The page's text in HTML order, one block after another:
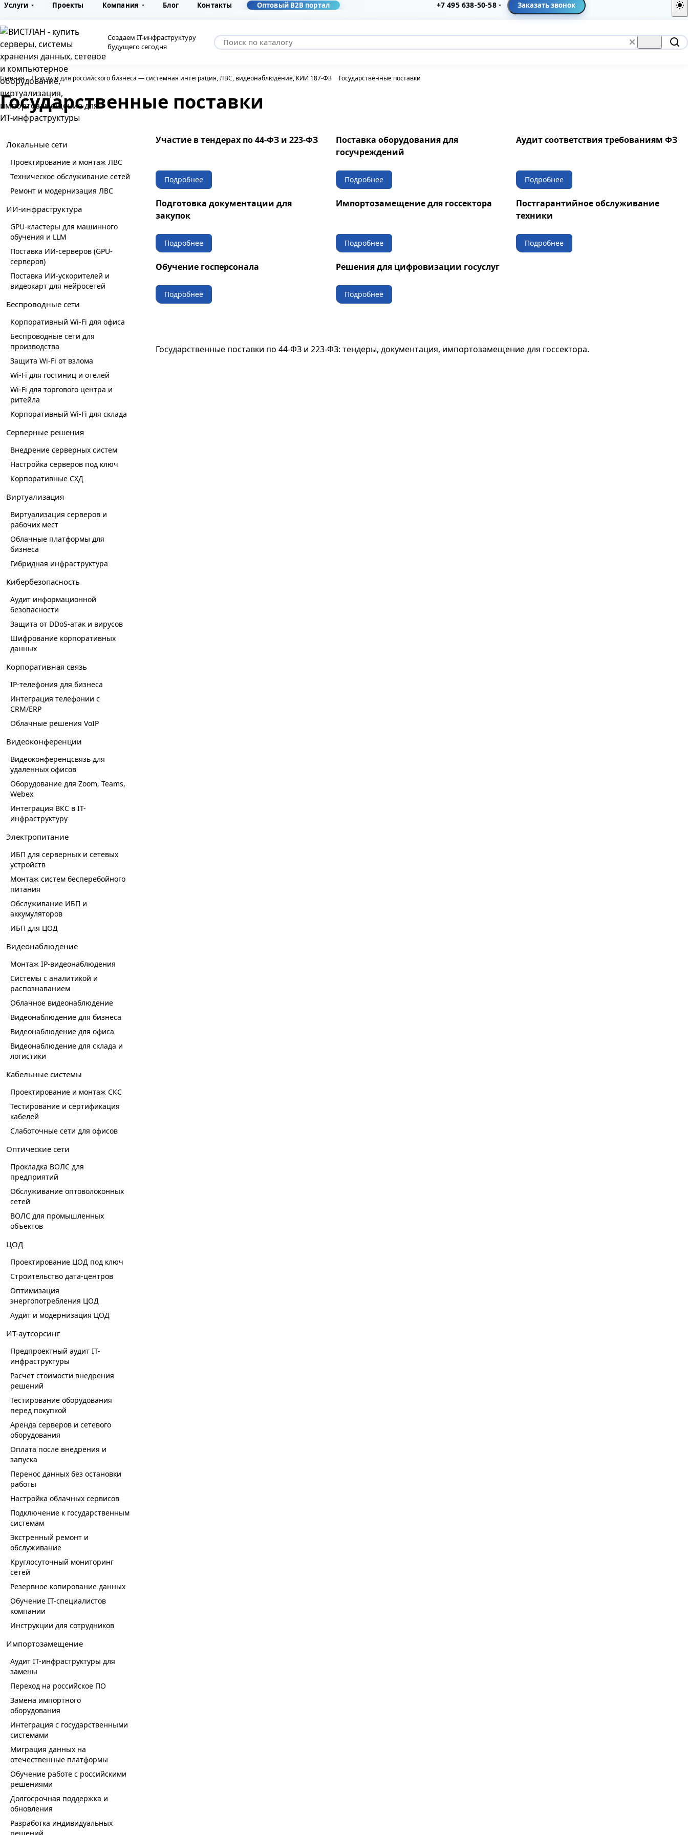
Услуги Проекты Компания Блог Контакты Оптовый B2B портал +7 495 638-50-58 Заказать звонок
Создаем IT-инфраструктуру
будущего сегодня
Главная IT-услуги для российского бизнеса — системная интеграция, ЛВС, видеонаблюдение, КИИ 187-ФЗ Государственные поставки
Государственные поставки
Участие в тендерах по 44-ФЗ и 223-ФЗ
Подробнее
Поставка оборудования для
госучреждений
Подробнее
Аудит соответствия требованиям ФЗ
Подробнее
Подготовка документации для
закупок
Подробнее
Импортозамещение для госсектора
Подробнее
Постгарантийное обслуживание
техники
Подробнее
Обучение госперсонала
Подробнее
Решения для цифровизации госуслуг
Подробнее
Государственные поставки по 44-ФЗ и 223-ФЗ: тендеры, документация, импортозамещение для госсектора.
Локальные сети
Проектирование и монтаж ЛВС
Техническое обслуживание сетей
Ремонт и модернизация ЛВС
ИИ-инфраструктура
GPU-кластеры для машинного
обучения и LLM
Поставка ИИ-серверов (GPU-
серверов)
Поставка ИИ-ускорителей и
видеокарт для нейросетей
Беспроводные сети
Корпоративный Wi-Fi для офиса
Беспроводные сети для
производства
Защита Wi-Fi от взлома
Wi-Fi для гостиниц и отелей
Wi-Fi для торгового центра и
ритейла
Корпоративный Wi-Fi для склада
Серверные решения
Внедрение серверных систем
Настройка серверов под ключ
Корпоративные СХД
Виртуализация
Виртуализация серверов и
рабочих мест
Облачные платформы для
бизнеса
Гибридная инфраструктура
Кибербезопасность
Аудит информационной
безопасности
Защита от DDoS-атак и вирусов
Шифрование корпоративных
данных
Корпоративная связь
IP-телефония для бизнеса
Интеграция телефонии с
CRM/ERP
Облачные решения VoIP
Видеоконференции
Видеоконференцсвязь для
удаленных офисов
Оборудование для Zoom, Teams,
Webex
Интеграция ВКС в IT-
инфраструктуру
Электропитание
ИБП для серверных и сетевых
устройств
Монтаж систем бесперебойного
питания
Обслуживание ИБП и
аккумуляторов
ИБП для ЦОД
Видеонаблюдение
Монтаж IP-видеонаблюдения
Системы с аналитикой и
распознаванием
Облачное видеонаблюдение
Видеонаблюдение для бизнеса
Видеонаблюдение для офиса
Видеонаблюдение для склада и
логистики
Кабельные системы
Проектирование и монтаж СКС
Тестирование и сертификация
кабелей
Слаботочные сети для офисов
Оптические сети
Прокладка ВОЛС для
предприятий
Обслуживание оптоволоконных
сетей
ВОЛС для промышленных
объектов
ЦОД
Проектирование ЦОД под ключ
Строительство дата-центров
Оптимизация
энергопотребления ЦОД
Аудит и модернизация ЦОД
ИТ-аутсорсинг
Предпроектный аудит IT-
инфраструктуры
Расчет стоимости внедрения
решений
Тестирование оборудования
перед покупкой
Аренда серверов и сетевого
оборудования
Оплата после внедрения и
запуска
Перенос данных без остановки
работы
Настройка облачных сервисов
Подключение к государственным
системам
Экстренный ремонт и
обслуживание
Круглосуточный мониторинг
сетей
Резервное копирование данных
Обучение IT-специалистов
компании
Инструкции для сотрудников
Импортозамещение
Аудит IT-инфраструктуры для
замены
Переход на российское ПО
Замена импортного
оборудования
Интеграция с государственными
системами
Миграция данных на
отечественные платформы
Обучение работе с российскими
решениями
Долгосрочная поддержка и
обновления
Разработка индивидуальных